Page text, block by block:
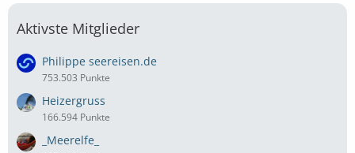
Aktivste Mitglieder
Philippe seereisen.de
753.503 Punkte
Heizergruss
166.594 Punkte
_Meerelfe_